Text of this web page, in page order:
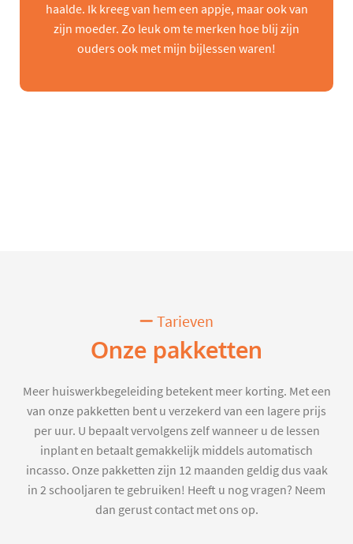
haalde. Ik kreeg van hem een appje, maar ook van
zijn moeder. Zo leuk om te merken hoe blij zijn
ouders ook met mijn bijlessen waren!
Tarieven
Onze pakketten
Meer huiswerkbegeleiding betekent meer korting. Met een
van onze pakketten bent u verzekerd van een lagere prijs
per uur. U bepaalt vervolgens zelf wanneer u de lessen
inplant en betaalt gemakkelijk middels automatisch
incasso. Onze pakketten zijn 12 maanden geldig dus vaak
in 2 schooljaren te gebruiken! Heeft u nog vragen? Neem
dan gerust contact met ons op.